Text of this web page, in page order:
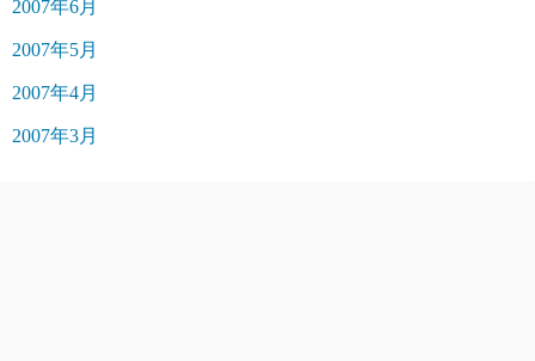
2007年6月
2007年5月
2007年4月
2007年3月